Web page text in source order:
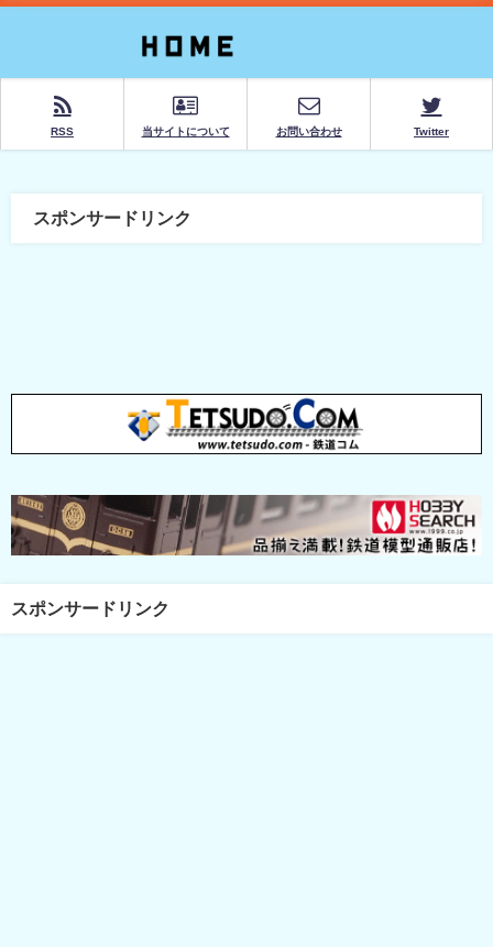
RSS 当サイトについて お問い合わせ Twitter
スポンサードリンク
スポンサードリンク